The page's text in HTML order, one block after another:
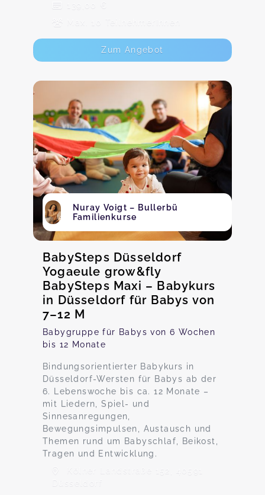
139,00 €
Max. 10 TeilnehmerInnen
Zum Angebot
Nuray Voigt – Bullerbü
Familienkurse
BabySteps Düsseldorf
Yogaeule grow&fly
BabySteps Maxi – Babykurs
in Düsseldorf für Babys von
7–12 M
Babygruppe für Babys von 6 Wochen
bis 12 Monate
Bindungsorientierter Babykurs in
Düsseldorf-Wersten für Babys ab der
6. Lebenswoche bis ca. 12 Monate –
mit Liedern, Spiel- und
Sinnesanregungen,
Bewegungsimpulsen, Austausch und
Themen rund um Babyschlaf, Beikost,
Tragen und Entwicklung.
Kölner Landstraße 152, 40591
Düsseldorf